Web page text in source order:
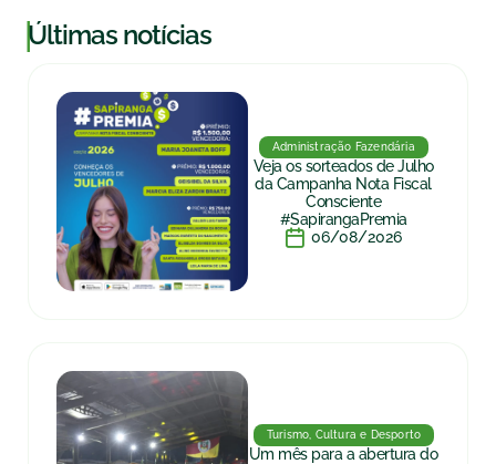
|Últimas notícias
Administração Fazendária
Veja os sorteados de Julho
da Campanha Nota Fiscal
Consciente
#SapirangaPremia
06/08/2026
Turismo, Cultura e Desporto
Um mês para a abertura do